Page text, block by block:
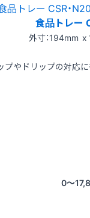
食品トレー
外寸：194mm
プやドリップの対応に
0〜